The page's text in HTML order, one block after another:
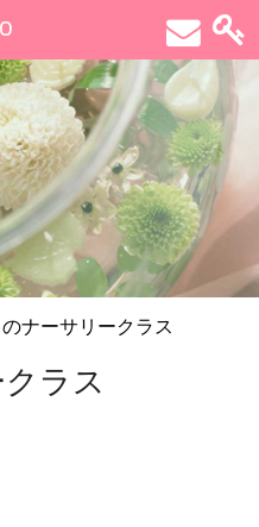
のナーサリークラス
ラス